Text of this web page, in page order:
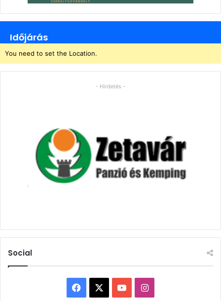
Időjárás
You need to set the Location.
- Hirdetés -
Social
Facebook YouTubeInstagram